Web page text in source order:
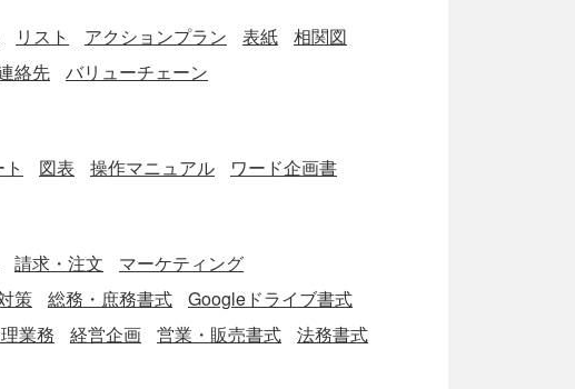
リスト アクションプラン 表紙
相関図
絡先 バリューチェーン
図表 操作マニュアル ワード企画書
請求・注文
マーケティング
策 総務・庶務書式
Googleドライブ書式
業務 経営企画 営業・販売書式
法務書式